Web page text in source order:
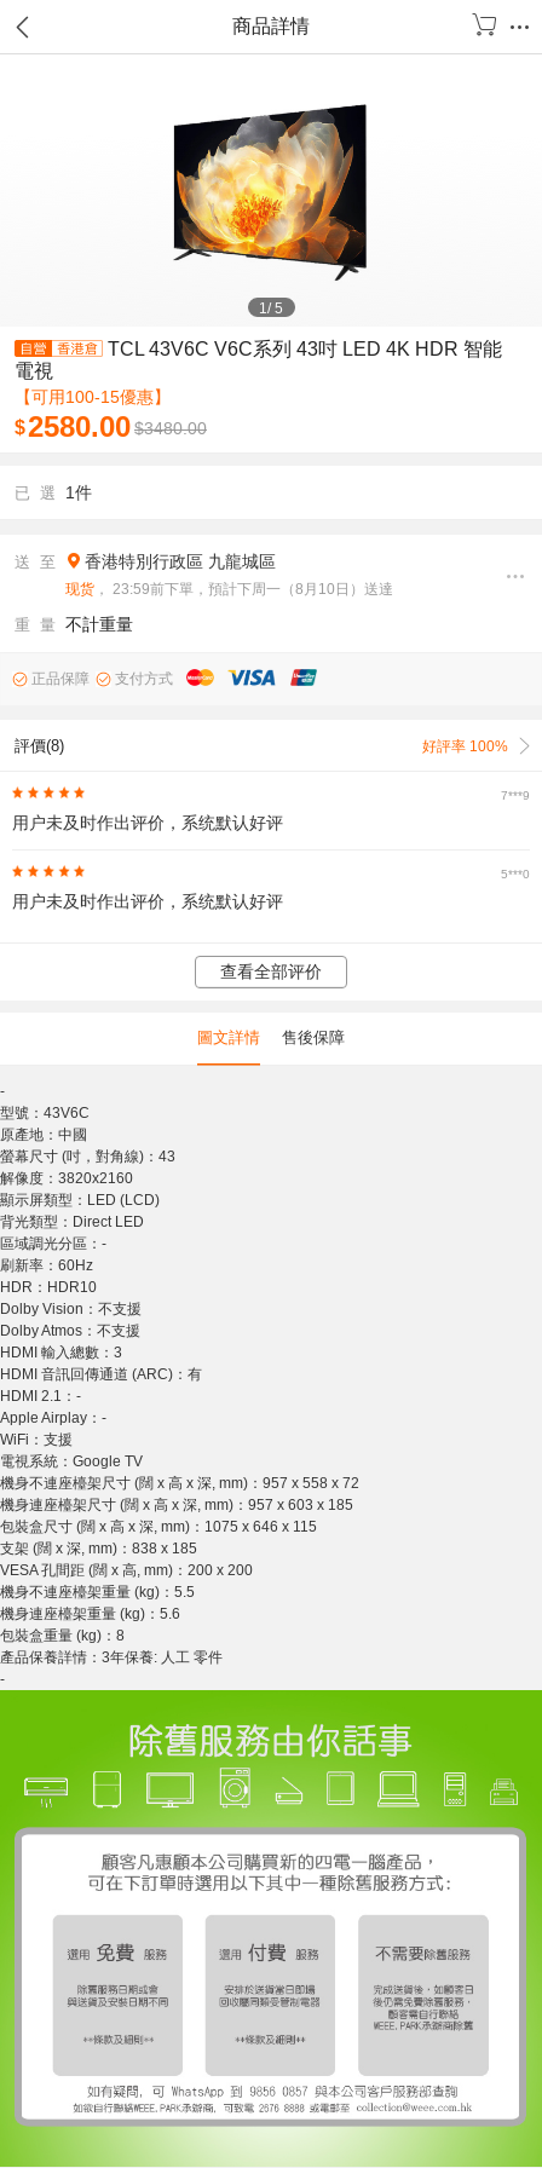
商品詳情
1/5
TCL 43V6C V6C系列 43吋 LED 4K HDR 智能
電視
【可用100-15優惠】
$2580.00$3480.00
已 選 1件
送 至 香港特別行政區 九龍城區
现货 ， 23:59前下單，預計下周一（8月10日）送達
重 量 不計重量
正品保障 支付方式
評價(8) 好評率 100%
7***9
用户未及时作出评价，系统默认好评
5***0
用户未及时作出评价，系统默认好评
查看全部评价
圖文詳情 售後保障
-
型號：43V6C
原產地：中國
螢幕尺寸 (吋，對角線)：43
解像度：3820x2160
顯示屏類型：LED (LCD)
背光類型：Direct LED
區域調光分區：-
刷新率：60Hz
HDR：HDR10
Dolby Vision：不支援
Dolby Atmos：不支援
HDMI 輸入總數：3
HDMI 音訊回傳通道 (ARC)：有
HDMI 2.1：-
Apple Airplay：-
WiFi：支援
電視系統：Google TV
機身不連座檯架尺寸 (闊 x 高 x 深, mm)：957 x 558 x 72
機身連座檯架尺寸 (闊 x 高 x 深, mm)：957 x 603 x 185
包裝盒尺寸 (闊 x 高 x 深, mm)：1075 x 646 x 115
支架 (闊 x 深, mm)：838 x 185
VESA 孔間距 (闊 x 高, mm)：200 x 200
機身不連座檯架重量 (kg)：5.5
機身連座檯架重量 (kg)：5.6
包裝盒重量 (kg)：8
產品保養詳情：3年保養: 人工 零件
-